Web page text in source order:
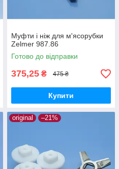
Муфти і ніж для м'ясорубки
Zelmer 987.86
Готово до відправки
375,25 ₴ 475 ₴
Купити
original –21%